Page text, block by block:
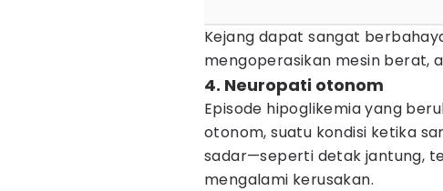
Kejang dapat sangat
mengoperasikan mesin berat,
4. Neuropati otonom
Episode hipoglikemia yang
otonom, suatu kondisi ketika
sadar—seperti detak jantung,
mengalami kerusakan.